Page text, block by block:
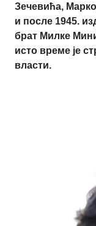
Зечевића,
и после 1945.
брат Милке
исто време је
власти.